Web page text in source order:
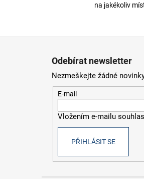
na jakékoliv
Odebírat newsletter
Nezmeškejte žádné
E-mail
Vložením e-mailu
PŘIHLÁSIT SE